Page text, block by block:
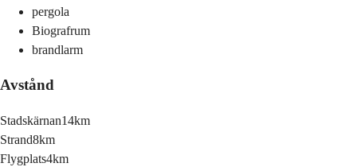
pergola
Biografrum
brandlarm
Avstånd
Stadskärnan14km
Strand8km
Flygplats4km